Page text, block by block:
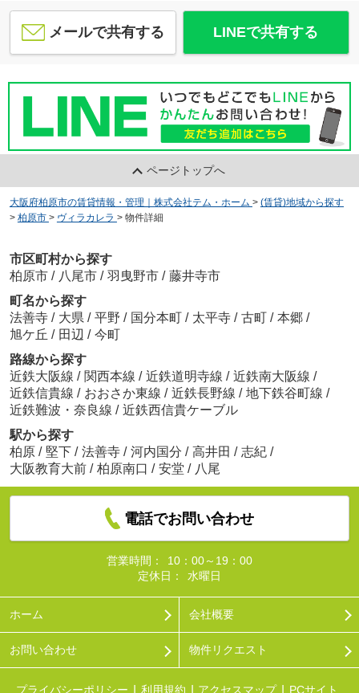
メールで共有する LINEで共有する
ページトップへ
大阪府柏原市の賃貸情報・管理｜株式会社テム・ホーム > (賃貸)地域から探す
> 柏原市 > ヴィラカレラ > 物件詳細
市区町村から探す
柏原市 / 八尾市 / 羽曳野市 / 藤井寺市
町名から探す
法善寺 / 大県 / 平野 / 国分本町 / 太平寺 / 古町 / 本郷 /
旭ケ丘 / 田辺 / 今町
路線から探す
近鉄大阪線 / 関西本線 / 近鉄道明寺線 / 近鉄南大阪線 /
近鉄信貴線 / おおさか東線 / 近鉄長野線 / 地下鉄谷町線 /
近鉄難波・奈良線 / 近鉄西信貴ケーブル
駅から探す
柏原 / 堅下 / 法善寺 / 河内国分 / 高井田 / 志紀 /
大阪教育大前 / 柏原南口 / 安堂 / 八尾
電話でお問い合わせ
営業時間：
10：00～19：00
定休日：
水曜日
ホーム 会社概要
お問い合わせ 物件リクエスト
プライバシーポリシー 利用規約 アクセスマップ PCサイト